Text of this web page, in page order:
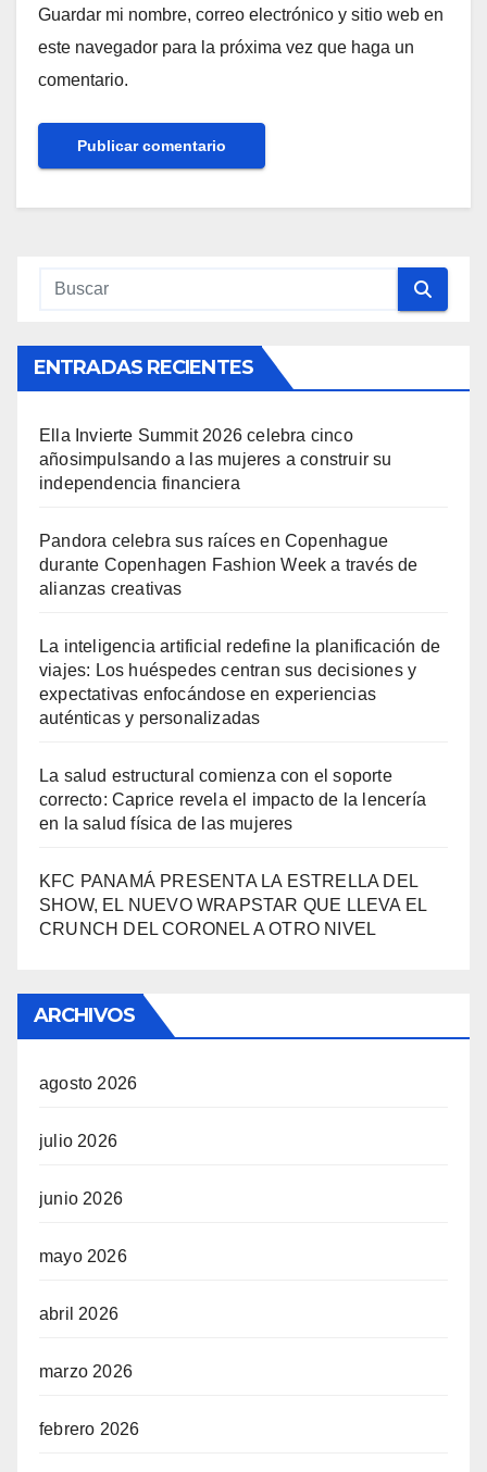
Guardar mi nombre, correo electrónico y sitio web en
este navegador para la próxima vez que haga un
comentario.
ENTRADAS RECIENTES
Ella Invierte Summit 2026 celebra cinco
añosimpulsando a las mujeres a construir su
independencia financiera
Pandora celebra sus raíces en Copenhague
durante Copenhagen Fashion Week a través de
alianzas creativas
La inteligencia artificial redefine la planificación de
viajes: Los huéspedes centran sus decisiones y
expectativas enfocándose en experiencias
auténticas y personalizadas
La salud estructural comienza con el soporte
correcto: Caprice revela el impacto de la lencería
en la salud física de las mujeres
KFC PANAMÁ PRESENTA LA ESTRELLA DEL
SHOW, EL NUEVO WRAPSTAR QUE LLEVA EL
CRUNCH DEL CORONEL A OTRO NIVEL
ARCHIVOS
agosto 2026
julio 2026
junio 2026
mayo 2026
abril 2026
marzo 2026
febrero 2026